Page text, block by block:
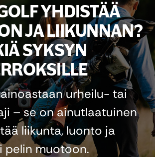
YHDISTÄÄ
JA LIIKUNNAN?
SYKSYN
urheilu- tai
– se on ainutlaatuinen
liikunta, luonto ja
pelin muotoon.